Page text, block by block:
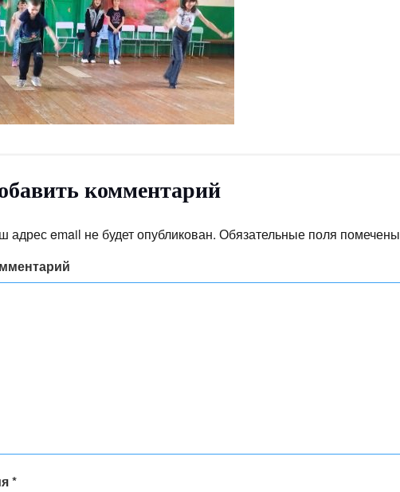
комментарий
адрес email не будет опубликован. Обязательные поля помечены
*